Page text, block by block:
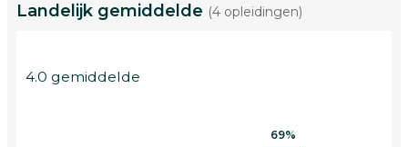
Landelijk gemiddelde (4 opleidingen)
4.0 gemiddelde
69%